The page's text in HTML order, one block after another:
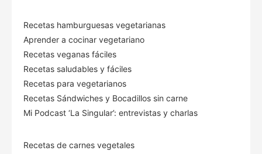
Recetas hamburguesas vegetarianas
Aprender a cocinar vegetariano
Recetas veganas fáciles
Recetas saludables y fáciles
Recetas para vegetarianos
Recetas Sándwiches y Bocadillos sin carne
Mi Podcast ‘La Singular’: entrevistas y charlas
Recetas de carnes vegetales